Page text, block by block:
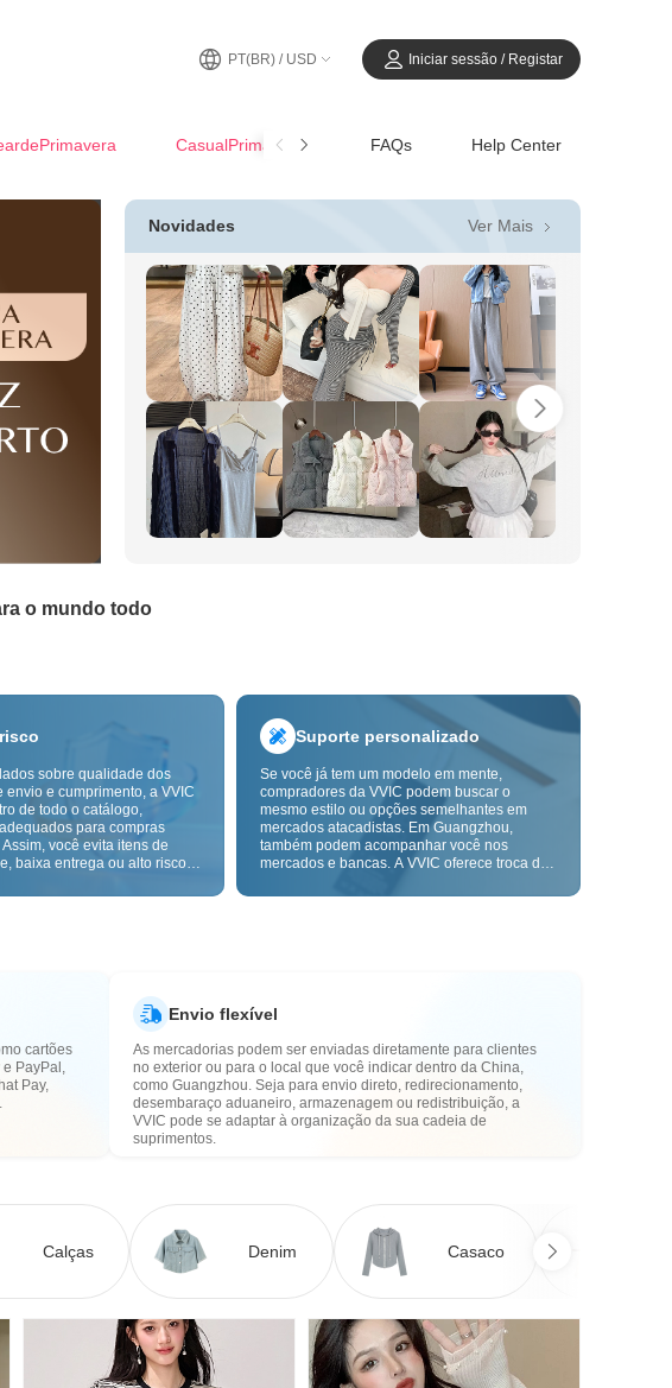
PT(BR) / USD Iniciar sessão / Registar
CasualPrimavera-Verão FAQs Help Center
Novidades Ver Mais 
o mundo todo
sobre qualidade dos
envio e cumprimento, a VVIC
de todo o catálogo,
para compras
você evita itens de
baixa entrega ou alto risco,
transfronteiriça e as
alfândega e pós-venda.
Suporte personalizado
Se você já tem um modelo em mente,
compradores da VVIC podem buscar o
mesmo estilo ou opções semelhantes em
mercados atacadistas. Em Guangzhou,
também podem acompanhar você nos
mercados e bancas. A VVIC oferece troca de
OEM por imagem ou amostra, para tornar
cartões
PayPal,
Pay,
Envio flexível
As mercadorias podem ser enviadas diretamente para clientes
no exterior ou para o local que você indicar dentro da China,
como Guangzhou. Seja para envio direto, redirecionamento,
desembaraço aduaneiro, armazenagem ou redistribuição, a
VVIC pode se adaptar à organização da sua cadeia de
suprimentos.
Calças Denim Casaco